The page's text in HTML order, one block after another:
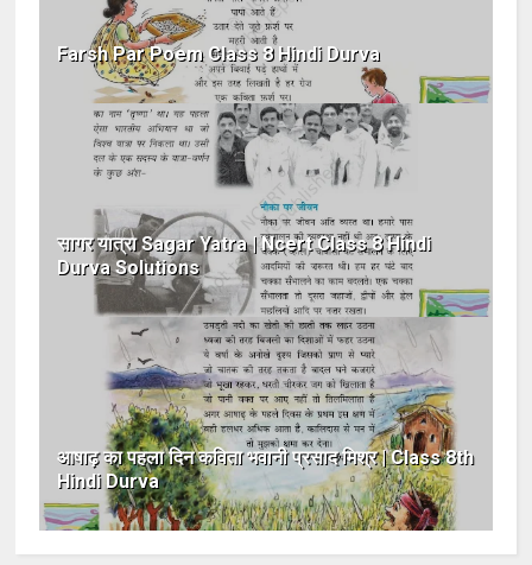
Farsh Par Poem Class 8 Hindi Durva
सागर यात्रा Sagar Yatra | Ncert Class 8 Hindi
Durva Solutions
आषाढ़ का पहला दिन कविता भवानी प्रसाद मिश्र | Class 8th
Hindi Durva